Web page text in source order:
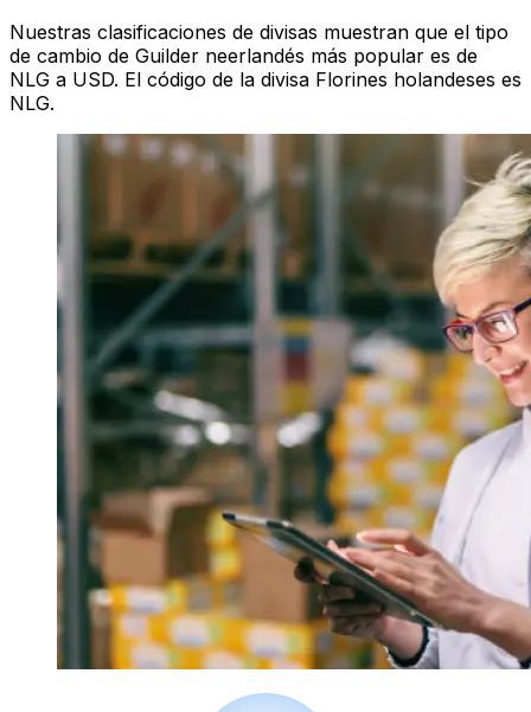
Nuestras clasificaciones de divisas muestran que el tipo
de cambio de Guilder neerlandés más popular es de
NLG a USD. El código de la divisa Florines holandeses es
NLG.